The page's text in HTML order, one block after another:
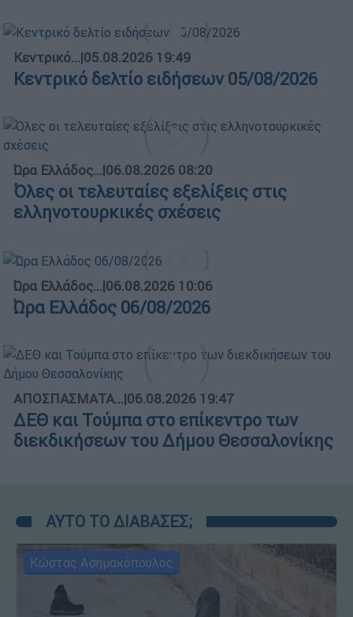
Κεντρικό...|05.08.2026 19:49
Κεντρικό δελτίο ειδήσεων 05/08/2026
Ώρα Ελλάδος...|06.08.2026 08:20
Όλες οι τελευταίες εξελίξεις στις
ελληνοτουρκικές σχέσεις
Ώρα Ελλάδος...|06.08.2026 10:06
Ώρα Ελλάδος 06/08/2026
ΑΠΟΣΠΑΣΜΑΤΑ...|06.08.2026 19:47
ΔΕΘ και Τούμπα στο επίκεντρο των
διεκδικήσεων του Δήμου Θεσσαλονίκης
ΑΥΤΟ ΤΟ ΔΙΑΒΑΣΕΣ;
Κώστας Ασημακόπουλος